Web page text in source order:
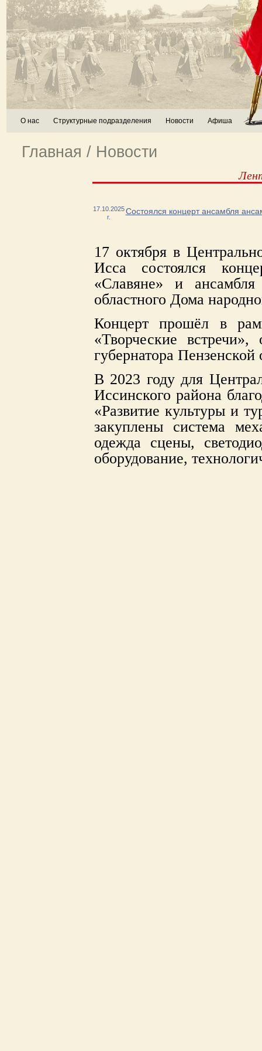
О нас Структурные подразделения Новости Афиша
Главная / Новости
17.10.2025
г.
Состоялся концерт ансамбля
17 октября в
Исса состоялся
«Славяне» и ансамбля
областного Дома
Концерт прошёл в
«Творческие встречи»,
губернатора
В 2023 году для
Иссинского района
«Развитие культуры и
закуплены система
одежда сцены,
оборудование,